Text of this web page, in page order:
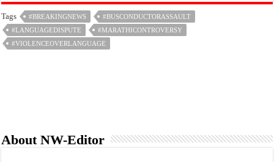
e
b
o
o
t
t
e
r
i
l
t
s
A
p
n
t
r
e
Tags #BREAKINGNEWS
#BUSCONDUCTORASSAULT
#LANGUAGEDISPUTE
#MARATHICONTROVERSY
#VIOLENCEOVERLANGUAGE
About NW-Editor